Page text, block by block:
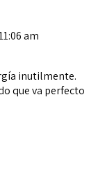
am
inutilmente.
que va perfecto